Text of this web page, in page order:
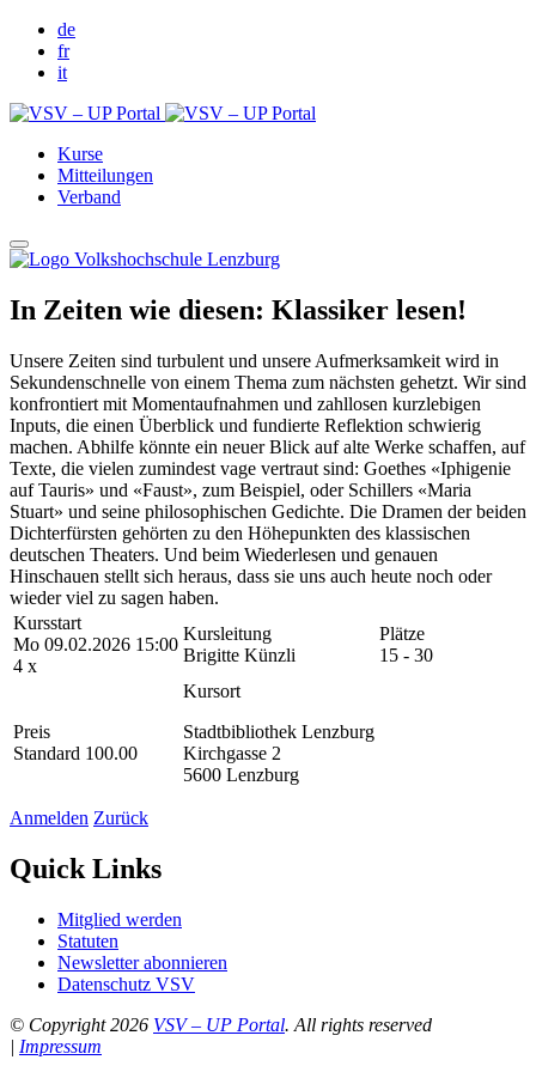
de
fr
it
Kurse
Mitteilungen
Verband
In Zeiten wie diesen: Klassiker lesen!
Unsere Zeiten sind turbulent und unsere Aufmerksamkeit wird in
Sekundenschnelle von einem Thema zum nächsten gehetzt. Wir sind
konfrontiert mit Momentaufnahmen und zahllosen kurzlebigen
Inputs, die einen Überblick und fundierte Reflektion schwierig
machen. Abhilfe könnte ein neuer Blick auf alte Werke schaffen, auf
Texte, die vielen zumindest vage vertraut sind: Goethes «Iphigenie
auf Tauris» und «Faust», zum Beispiel, oder Schillers «Maria
Stuart» und seine philosophischen Gedichte. Die Dramen der beiden
Dichterfürsten gehörten zu den Höhepunkten des klassischen
deutschen Theaters. Und beim Wiederlesen und genauen
Hinschauen stellt sich heraus, dass sie uns auch heute noch oder
wieder viel zu sagen haben.
Kursstart
Mo 09.02.2026 15:00
4 x
Kursleitung
Brigitte Künzli
Plätze
15 - 30
Preis
Standard 100.00
Kursort
Stadtbibliothek Lenzburg
Kirchgasse 2
5600 Lenzburg
Anmelden Zurück
Quick Links
Mitglied werden
Statuten
Newsletter abonnieren
Datenschutz VSV
© Copyright 2026 VSV – UP Portal. All rights reserved
| Impressum